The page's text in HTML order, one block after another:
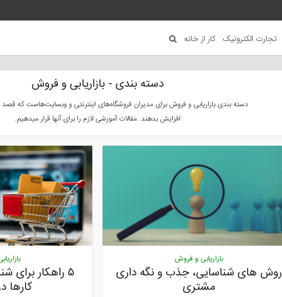
تجارت الکترونیک کار از خانه
دسته بندی - بازاریابی و فروش
دسته بندی بازاریابی و فروش برای مدیران فروشگاه‌های اینترنتی و وبسایت‌هاست که
افزایش بدهند .مقالات آموزشی لازم را برای آنها قرار میدهیم.
بازاریابی و فروش
روش های شناسایی، جذب و نگه داری
مشتری
۵ راهکار
کارها